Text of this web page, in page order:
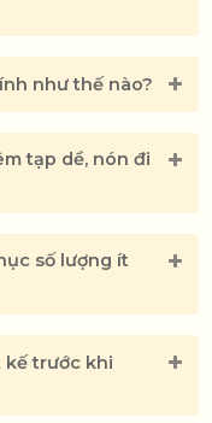
như thế nào?
tạp dề, nón đi
số lượng ít
kế trước khi